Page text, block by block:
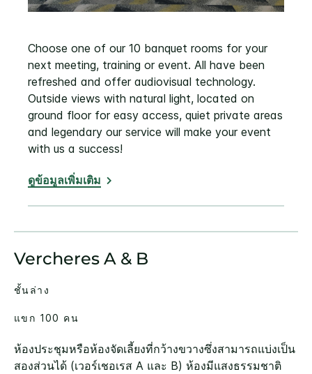
Choose one of our 10 banquet rooms for your
next meeting, training or event. All have been
refreshed and offer audiovisual technology.
Outside views with natural light, located on
ground floor for easy access, quiet private areas
and legendary our service will make your event
with us a success!
ดูข้อมูลเพิ่มเติม
Vercheres A & B
ห้องประชุมหรือห้องจัดเลี้ยงที่กว้างขวางซึ่งสามารถแบ่งเป็น
สองส่วนได้ (เวอร์เชอเรส A และ B) ห้องมีแสงธรรมชาติ
ชั้นล่าง
แขก 100 คน